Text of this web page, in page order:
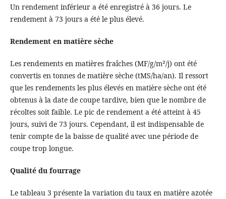
Un rendement inférieur a été enregistré à 36 jours. Le
rendement à 73 jours a été le plus élevé.
Rendement en matière sèche
Les rendements en matières fraîches (MF/g/m²/j) ont été
convertis en tonnes de matière sèche (tMS/ha/an). Il ressort
que les rendements les plus élevés en matière sèche ont été
obtenus à la date de coupe tardive, bien que le nombre de
récoltes soit faible. Le pic de rendement a été atteint à 45
jours, suivi de 73 jours. Cependant, il est indispensable de
tenir compte de la baisse de qualité avec une période de
coupe trop longue.
Qualité du fourrage
Le tableau 3 présente la variation du taux en matière azotée